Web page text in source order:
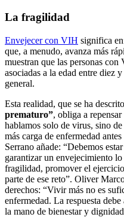
La fragilidad
Envejecer con VIH significa
que, a menudo, avanza más
muestran que las personas
asociadas a la edad entre diez
general.
Esta realidad, que se ha
prematuro”, obliga a
hablamos solo de virus, sino
más carga de enfermedad
Serrano añade: “Debemos
garantizar un envejecimiento
fragilidad, promover el
parte de ese reto”. Oliver
derechos: “Vivir más no es
enfermedad. La respuesta
la mano de bienestar y